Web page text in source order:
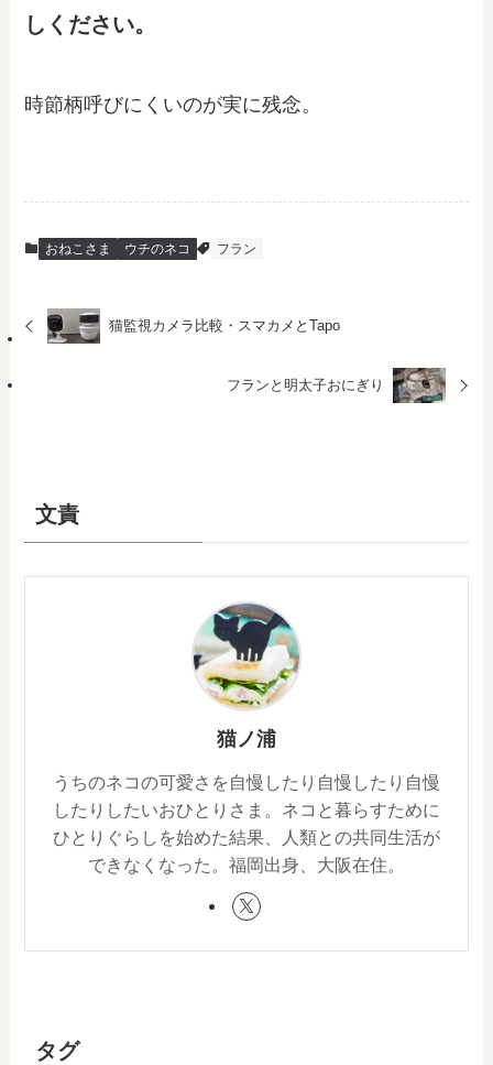
しください。
時節柄呼びにくいのが実に残念。
おねこさま ウチのネコ フラン
猫監視カメラ比較・スマカメとTapo
フランと明太子おにぎり
文責
猫ノ浦
うちのネコの可愛さを自慢したり自慢したり自慢
したりしたいおひとりさま。ネコと暮らすために
ひとりぐらしを始めた結果、人類との共同生活が
できなくなった。福岡出身、大阪在住。
タグ